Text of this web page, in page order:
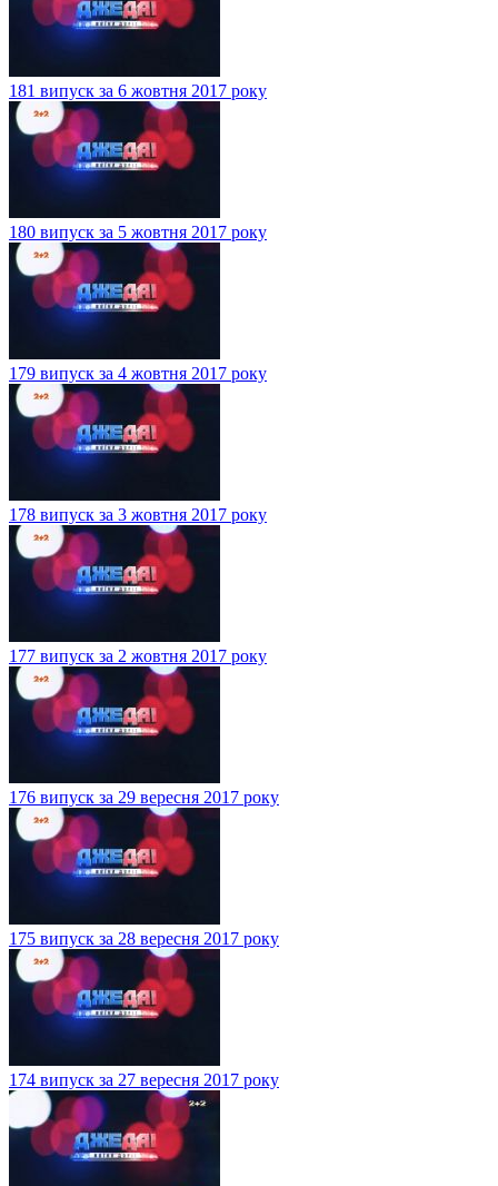
181 випуск за 6 жовтня 2017 року
180 випуск за 5 жовтня 2017 року
179 випуск за 4 жовтня 2017 року
178 випуск за 3 жовтня 2017 року
177 випуск за 2 жовтня 2017 року
176 випуск за 29 вересня 2017 року
175 випуск за 28 вересня 2017 року
174 випуск за 27 вересня 2017 року